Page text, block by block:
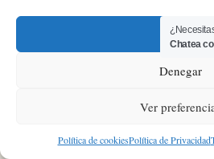
Aceptar
Denegar
Ver
Política de cookiesPolítica de Privacidad
de Privacidad
Tienda
Chatea